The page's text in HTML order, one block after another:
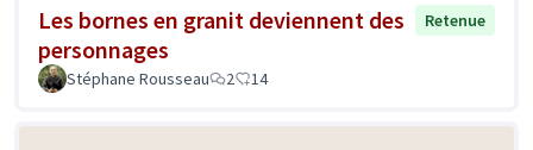
Les bornes en granit deviennent des
personnages
Retenue
Stéphane Rousseau 2 14